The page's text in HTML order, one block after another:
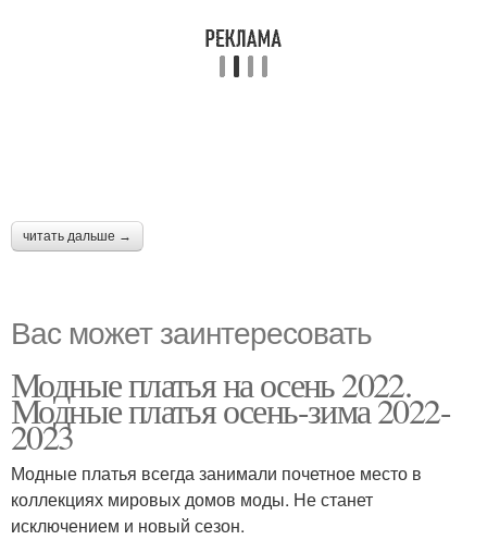
читать дальше →
Вас может заинтересовать
Модные платья на осень 2022.
Модные платья осень-зима 2022-
2023
Модные платья всегда занимали почетное место в
коллекциях мировых домов моды. Не станет
исключением и новый сезон.